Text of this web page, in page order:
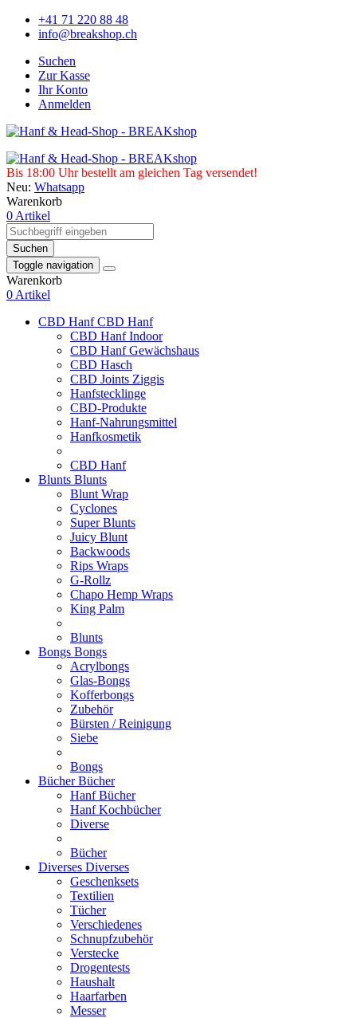
+41 71 220 88 48
info@breakshop.ch
Suchen
Zur Kasse
Ihr Konto
Anmelden
Bis 18:00 Uhr bestellt am gleichen Tag versendet!
Neu: Whatsapp
Warenkorb
0 Artikel
Suchen
Toggle navigation
Warenkorb
0 Artikel
CBD HanfCBD Hanf
CBD Hanf Indoor
CBD Hanf Gewächshaus
CBD Hasch
CBD Joints Ziggis
Hanfstecklinge
CBD-Produkte
Hanf-Nahrungsmittel
Hanfkosmetik
CBD Hanf
Blunts Blunts
Blunt Wrap
Cyclones
Super Blunts
Juicy Blunt
Backwoods
Rips Wraps
G-Rollz
Chapo Hemp Wraps
King Palm
Blunts
Bongs Bongs
Acrylbongs
Glas-Bongs
Kofferbongs
Zubehör
Bürsten / Reinigung
Siebe
Bongs
BücherBücher
Hanf Bücher
Hanf Kochbücher
Diverse
Bücher
Diverses Diverses
Geschenksets
Textilien
Tücher
Verschiedenes
Schnupfzubehör
Verstecke
Drogentests
Haushalt
Haarfarben
Messer